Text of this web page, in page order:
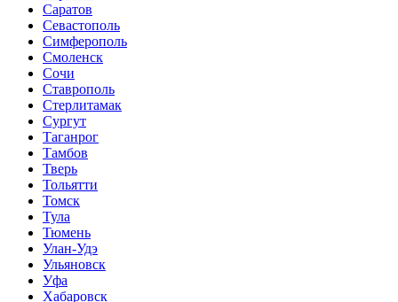
Саратов
Севастополь
Симферополь
Смоленск
Сочи
Ставрополь
Стерлитамак
Сургут
Таганрог
Тамбов
Тверь
Тольятти
Томск
Тула
Тюмень
Улан-Удэ
Ульяновск
Уфа
Хабаровск